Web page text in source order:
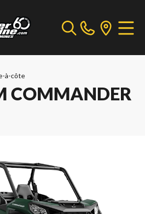
à-côte
COMMANDER